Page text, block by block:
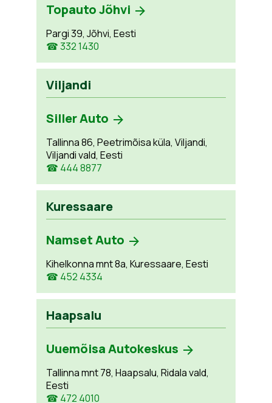
Topauto Jõhvi
Pargi 39, Jõhvi, Eesti
☎ 332 1430
Viljandi
Siller Auto
Tallinna 86, Peetrimõisa küla, Viljandi,
Viljandi vald, Eesti
☎ 444 8877
Kuressaare
Namset Auto
Kihelkonna mnt 8a, Kuressaare, Eesti
☎ 452 4334
Haapsalu
Uuemõisa Autokeskus
Tallinna mnt 78, Haapsalu, Ridala vald,
Eesti
☎ 472 4010